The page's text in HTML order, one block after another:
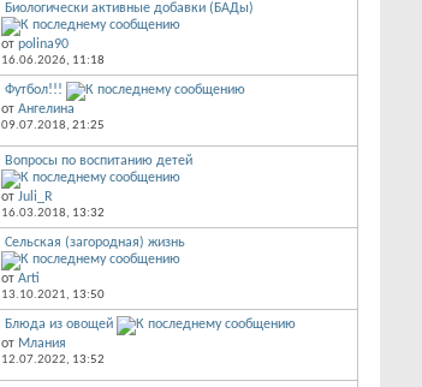
Биологически активные добавки (БАДы)
от polina90
16.06.2026, 11:18
Футбол!!!
от Ангелина
09.07.2018, 21:25
Вопросы по воспитанию детей
от Juli_R
16.03.2018, 13:32
Сельская (загородная) жизнь
от Arti
13.10.2021, 13:50
Блюда из овощей
от Млания
12.07.2022, 13:52